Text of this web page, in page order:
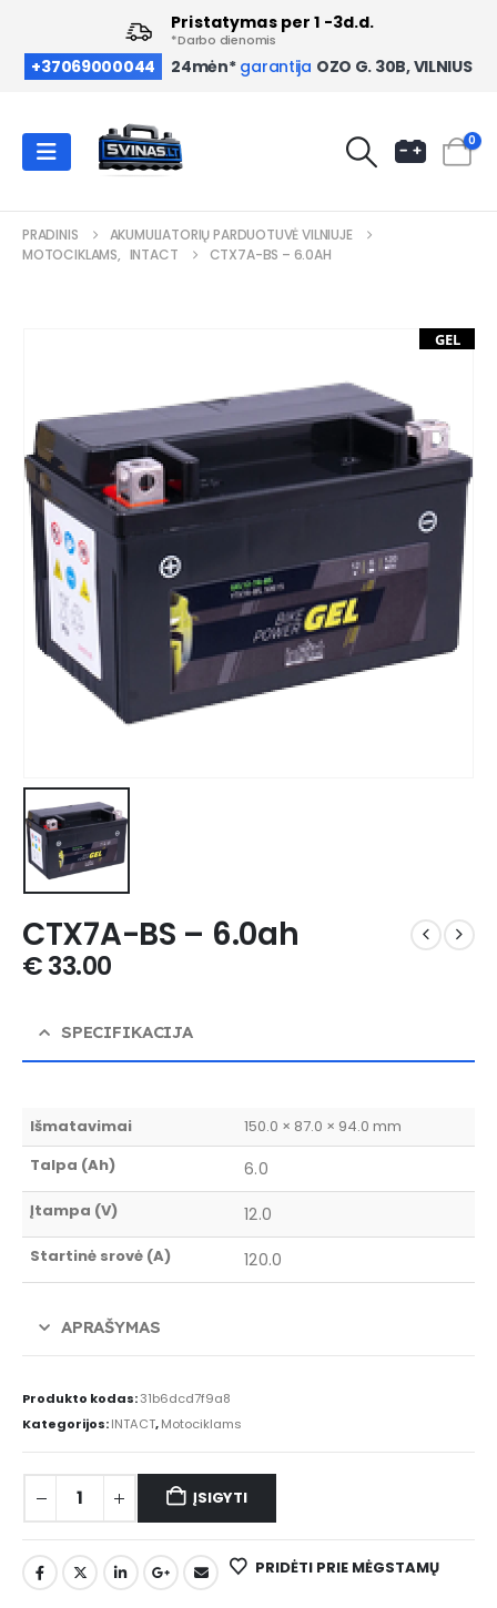
+37069000044 24mėn* garantija OZO G. 30B, VILNIUS
Pristatymas per 1 -3d.d.
*Darbo dienomis
0
PRADINIS
AKUMULIATORIŲ PARDUOTUVĖ VILNIUJE
MOTOCIKLAMS, INTACT CTX7A-BS – 6.0AH
GEL
CTX7A-BS – 6.0ah
€33.00
SPECIFIKACIJA
Išmatavimai
150.0 × 87.0 × 94.0 mm
Talpa (Ah)
6.0
Įtampa (V) 12.0
Startinė srovė (A) 120.0
APRAŠYMAS
Produkto kodas:31b6dcd7f9a8
Kategorijos:INTACT,Motociklams
ĮSIGYTI
PRIDĖTI PRIE MĖGSTAMŲ